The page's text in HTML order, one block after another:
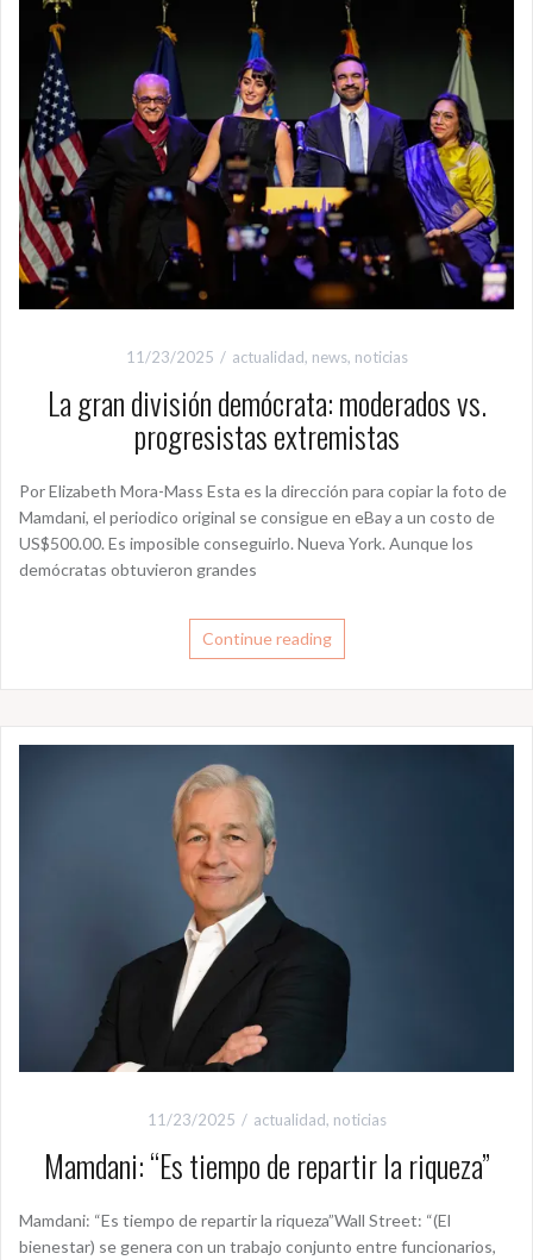
11/23/2025 actualidad, news, noticias
La gran división demócrata: moderados vs.
progresistas extremistas
Por Elizabeth Mora-Mass Esta es la dirección para copiar la foto de
Mamdani, el periodico original se consigue en eBay a un costo de
US$500.00. Es imposible conseguirlo. Nueva York. Aunque los
demócratas obtuvieron grandes
Continue reading
11/23/2025 actualidad, noticias
Mamdani: “Es tiempo de repartir la riqueza”
Mamdani: “Es tiempo de repartir la riqueza”Wall Street: “(El
bienestar) se genera con un trabajo conjunto entre funcionarios,